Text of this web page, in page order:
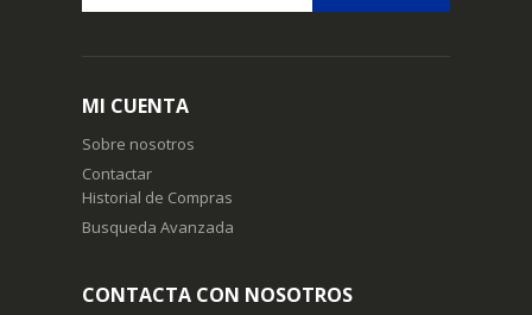
de
noticias:
MI CUENTA
Sobre nosotros
Contactar
Historial de Compras
Busqueda Avanzada
CONTACTA CON NOSOTROS